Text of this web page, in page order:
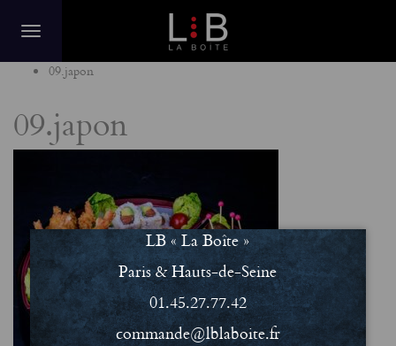
09.japon
09.japon
LB « La Boîte »
Paris & Hauts-de-Seine
01.45.27.77.42
commande@lblaboite.fr